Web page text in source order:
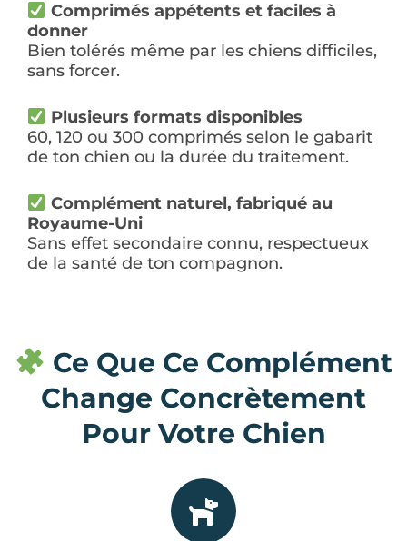
Comprimés appétents et faciles à
donner
Bien tolérés même par les chiens difficiles,
sans forcer.
Plusieurs formats disponibles
60, 120 ou 300 comprimés selon le gabarit
de ton chien ou la durée du traitement.
Complément naturel, fabriqué au
Royaume-Uni
Sans effet secondaire connu, respectueux
de la santé de ton compagnon.
Ce Que Ce Complément
Change Concrètement
Pour Votre Chien